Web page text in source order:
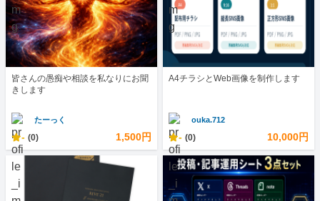
皆さんの愚痴や相談を私なりにお聞
きします
たーっく
- (0) 1,500円
A4チラシとWeb画像を制作します
ouka.712
- (0) 10,000円